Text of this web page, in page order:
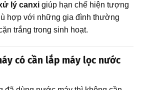
lý canxi giúp hạn chế hiện tượng
hợp với những gia đình thường
trắng trong sinh hoạt.
có cần lắp máy lọc nước